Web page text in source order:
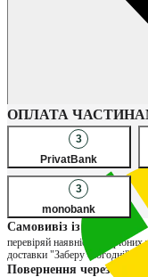
ОПЛАТА
3
PrivatBank
3
monobank
Самовивіз із магазину
перевіряй наявність
доставки "Заберу сьогодні" та
Повернення через